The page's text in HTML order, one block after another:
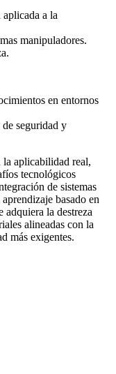
a la
manipuladores.
en entornos
seguridad y
aplicabilidad real,
tecnológicos
de sistemas
basado en
adquiera la destreza
alineadas con la
más exigentes.